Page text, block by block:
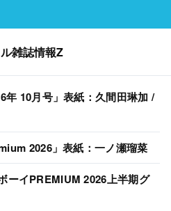
雑誌情報Z
年 10月号」表紙：久間田琳加 /
2026」表紙：一ノ瀬瑠菜
ーイPREMIUM 2026上半期グ